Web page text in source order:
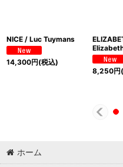
NICE / Luc Tuymans
14,300円(税込)
8,250円
ホーム